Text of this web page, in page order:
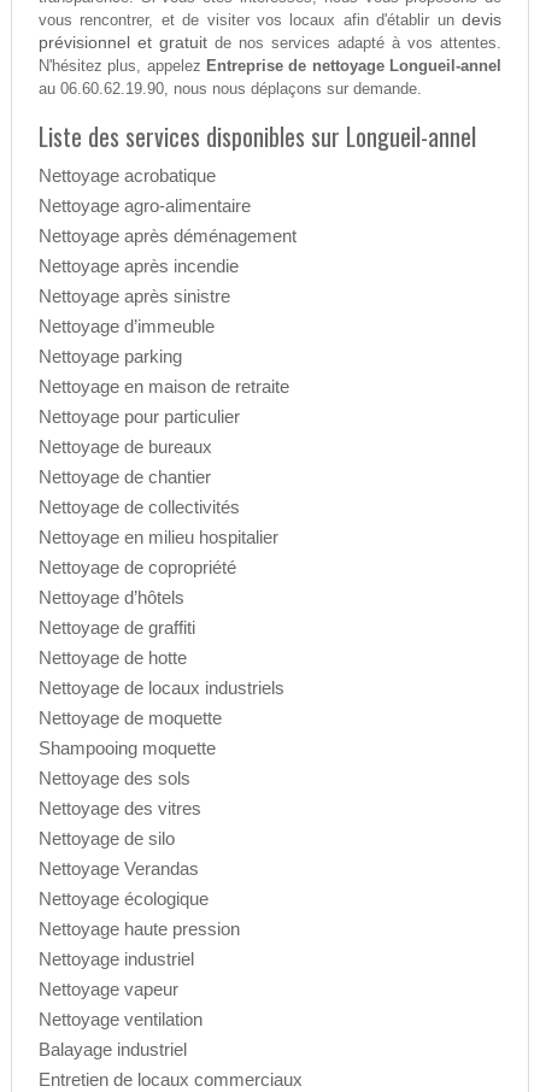
vous rencontrer, et de visiter vos locaux afin d'établir undevis
prévisionnel et gratuitde nos services adapté à vos attentes.
N'hésitez plus, appelez Entreprise de nettoyage Longueil-annel
au 06.60.62.19.90, nous nous déplaçons sur demande.
Liste des services disponibles sur Longueil-annel
Nettoyage acrobatique
Nettoyage agro-alimentaire
Nettoyage après déménagement
Nettoyage après incendie
Nettoyage après sinistre
Nettoyage d’immeuble
Nettoyage parking
Nettoyage en maison de retraite
Nettoyage pour particulier
Nettoyage de bureaux
Nettoyage de chantier
Nettoyage de collectivités
Nettoyage en milieu hospitalier
Nettoyage de copropriété
Nettoyage d’hôtels
Nettoyage de graffiti
Nettoyage de hotte
Nettoyage de locaux industriels
Nettoyage de moquette
Shampooing moquette
Nettoyage des sols
Nettoyage des vitres
Nettoyage de silo
Nettoyage Verandas
Nettoyage écologique
Nettoyage haute pression
Nettoyage industriel
Nettoyage vapeur
Nettoyage ventilation
Balayage industriel
Entretien de locaux commerciaux